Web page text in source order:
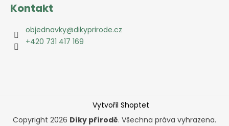
Kontakt
objednavky@dikyprirode.cz
+420 731 417 169
Vytvořil Shoptet
Copyright 2026 Díky přírodě. Všechna práva vyhrazena.